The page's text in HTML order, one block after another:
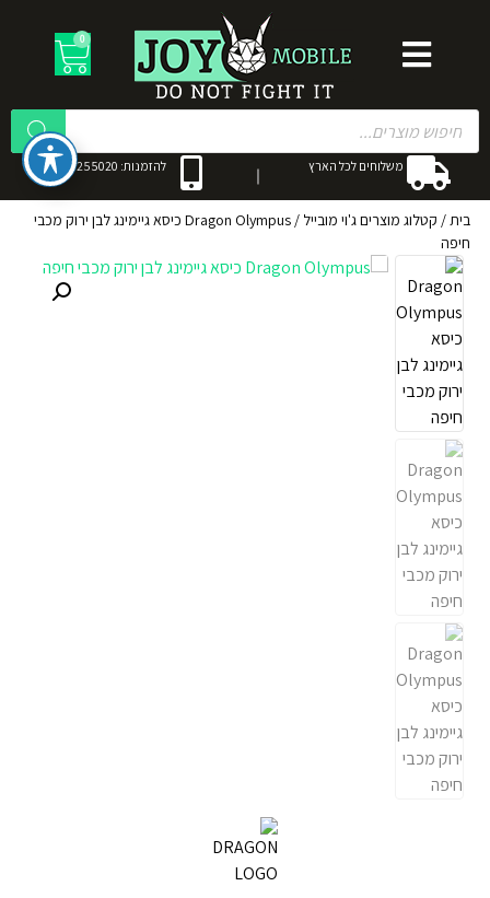
0
משלוחים לכל הארץ להזמנות: 053-3255020
בית/ קטלוג מוצרים ג'וי מובייל /
Dragon Olympus כיסא גיימינג לבן ירוק מכבי
חיפה